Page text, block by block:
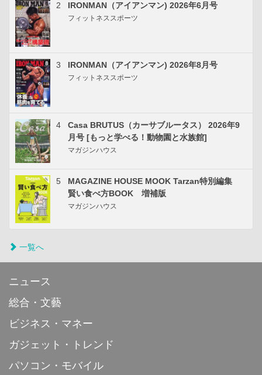
2 IRONMAN（アイアンマン) 2026年6月号
フィットネススポーツ
3 IRONMAN（アイアンマン) 2026年8月号
フィットネススポーツ
4
Casa BRUTUS（カーサブルータス） 2026年9
月号 [もっと学べる！動物園と水族館]
マガジンハウス
5
MAGAZINE HOUSE MOOK Tarzan特別編集
賢い食べ方BOOK 増補版
マガジンハウス
一覧へ
ニュース
総合・文藝
ビジネス・マネー
ガジェット・トレンド
パソコン・モバイル